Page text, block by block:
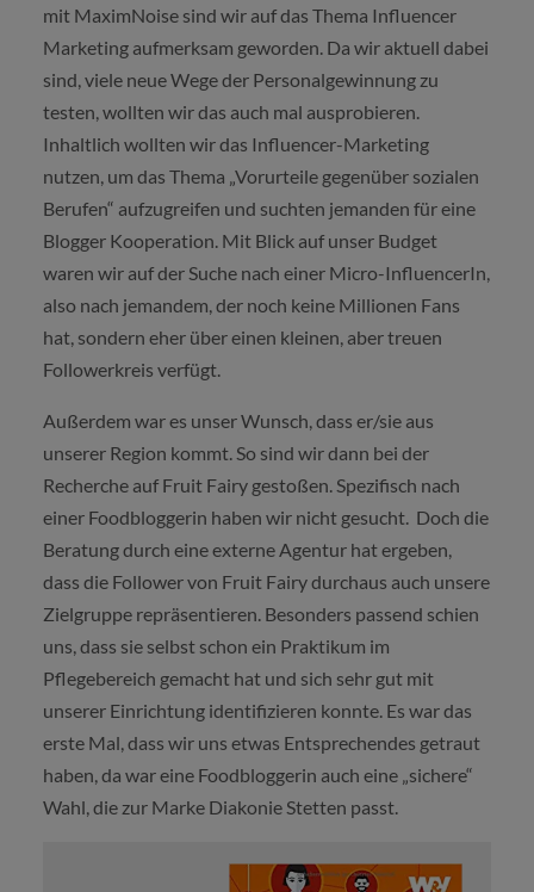
mit MaximNoise sind wir auf das Thema Influencer
Marketing aufmerksam geworden. Da wir aktuell dabei
sind, viele neue Wege der Personalgewinnung zu
testen, wollten wir das auch mal ausprobieren.
Inhaltlich wollten wir das Influencer-Marketing
nutzen, um das Thema „Vorurteile gegenüber sozialen
Berufen“ aufzugreifen und suchten jemanden für eine
Blogger Kooperation. Mit Blick auf unser Budget
waren wir auf der Suche nach einer Micro-InfluencerIn,
also nach jemandem, der noch keine Millionen Fans
hat, sondern eher über einen kleinen, aber treuen
Followerkreis verfügt.
Außerdem war es unser Wunsch, dass er/sie aus
unserer Region kommt. So sind wir dann bei der
Recherche auf Fruit Fairy gestoßen. Spezifisch nach
einer Foodbloggerin haben wir nicht gesucht. Doch die
Beratung durch eine externe Agentur hat ergeben,
dass die Follower von Fruit Fairy durchaus auch unsere
Zielgruppe repräsentieren. Besonders passend schien
uns, dass sie selbst schon ein Praktikum im
Pflegebereich gemacht hat und sich sehr gut mit
unserer Einrichtung identifizieren konnte. Es war das
erste Mal, dass wir uns etwas Entsprechendes getraut
haben, da war eine Foodbloggerin auch eine „sichere“
Wahl, die zur Marke Diakonie Stetten passt.